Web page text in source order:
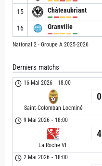
15 Châteaubriant
16 Granville
National 2 - Groupe A 2025-2026
Derniers matchs
16 Mai 2026 - 18:00
Saint-Colomban Locminé
0
9 Mai 2026 - 18:00
La Roche VF
4
2 Mai 2026 - 18:00